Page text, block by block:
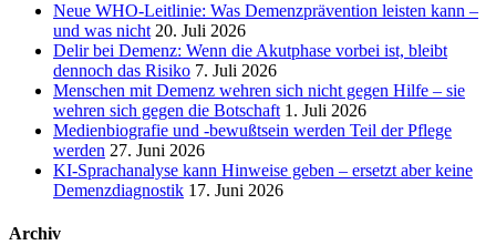
Neue WHO-Leitlinie: Was Demenzprävention leisten kann –
und was nicht 20. Juli 2026
Delir bei Demenz: Wenn die Akutphase vorbei ist, bleibt
dennoch das Risiko 7. Juli 2026
Menschen mit Demenz wehren sich nicht gegen Hilfe – sie
wehren sich gegen die Botschaft 1. Juli 2026
Medienbiografie und -bewußtsein werden Teil der Pflege
werden 27. Juni 2026
KI-Sprachanalyse kann Hinweise geben – ersetzt aber keine
Demenzdiagnostik 17. Juni 2026
Archiv